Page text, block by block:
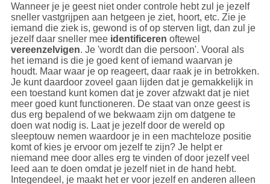
Wanneer je je geest niet onder controle hebt zul je jezelf
sneller vastgrijpen aan hetgeen je ziet, hoort, etc. Zie je
iemand die ziek is, gewond is of op sterven ligt, dan zul je
jezelf daar sneller mee identificeren oftewel
vereenzelvigen. Je 'wordt dan die persoon'. Vooral als
het iemand is die je goed kent of iemand waarvan je
houdt. Maar waar je op reageert, daar raak je in betrokken.
Je kunt daardoor zoveel gaan lijden dat je gemakkelijk in
een toestand kunt komen dat je zover afzwakt dat je niet
meer goed kunt functioneren. De staat van onze geest is
dus erg bepalend of we bekwaam zijn om datgene te
doen wat nodig is. Laat je jezelf door de wereld op
sleeptouw nemen waardoor je in een machteloze positie
komt of kies je ervoor om jezelf te zijn? Je helpt er
niemand mee door alles erg te vinden of door jezelf veel
leed aan te doen omdat je jezelf niet in de hand hebt.
Integendeel, je maakt het er voor jezelf en anderen alleen